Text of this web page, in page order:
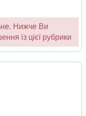
Нижче Ви
із цієї рубрики